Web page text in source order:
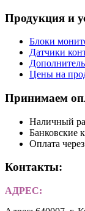
Продукция и
Блоки
Датчики
Цены на
Принимаем
Наличный
Банковские
Оплата
Контакты:
АДРЕС: